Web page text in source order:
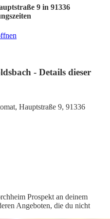
9 in 91336
- Details dieser
Hauptstraße 9, 91336
Prospekt an deinem
Angeboten, die du nicht